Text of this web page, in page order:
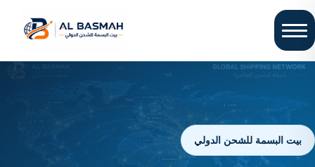
بيت البسمة للشحن الدولي